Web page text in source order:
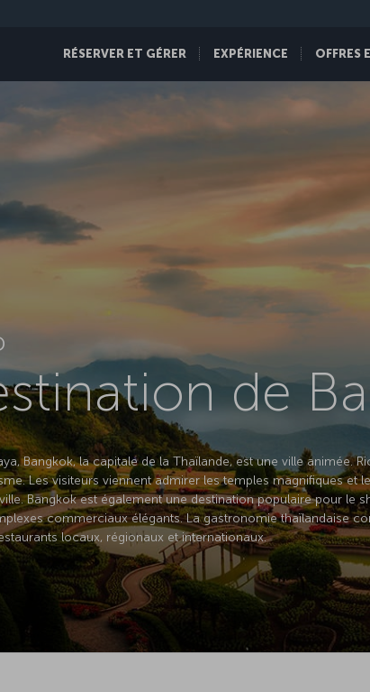
RÉSERVER ET GÉRER EXPÉRIENCE OFFRES
de
Bangkok, la capitale de la Thaïlande, est une ville animée.
Les visiteurs viennent admirer les temples magnifiques et
Bangkok est également une destination populaire pour le
commerciaux élégants. La gastronomie thaïlandaise
locaux, régionaux et internationaux.